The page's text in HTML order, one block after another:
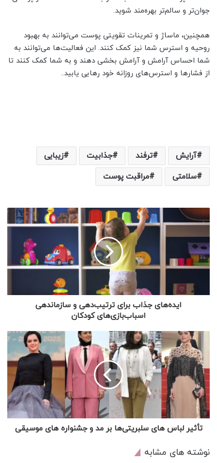
جوان‌تر و سالم‌تر بهره‌مند شوید.
همچنین، ماساژ و تمرینات تقویتی پوست می‌توانند به بهبود
روحیه و استرس شما نیز کمک کنند. این فعالیت‌ها می‌توانند به
شما احساس آرامش و آرامش بخشی دهند و به شما کمک کنند تا
از فشارها و استرس‌های روزانه خود رهایی یابید..
آرایش ترفند جذابیت
زیبایی
سلامتی
مراقبت پوست
ایده‌های جذاب برای ترتیب‌دهی و سازماندهی
اسباب‌بازی‌های کودکان
تأثیر لباس های سلبریتی‌ها بر مد و جشنواره های موسیقی
نوشته های مشابه